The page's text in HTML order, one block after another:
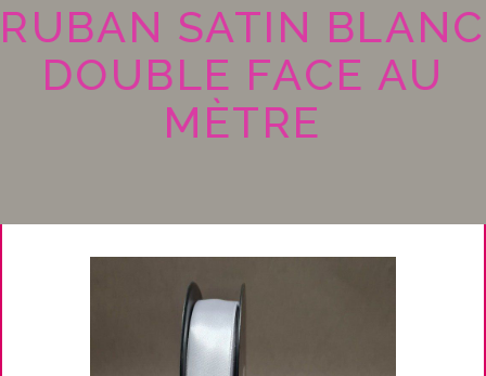
RUBAN SATIN BLANC
DOUBLE FACE AU
MÈTRE